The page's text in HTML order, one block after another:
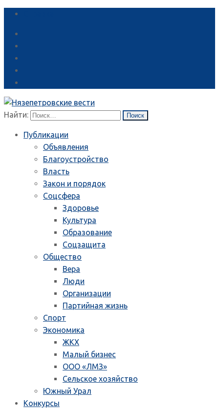
Найти:
Публикации
Объявления
Благоустройство
Власть
Закон и порядок
Соцсфера
Здоровье
Культура
Образование
Соцзащита
Общество
Вера
Люди
Организации
Партийная жизнь
Спорт
Экономика
ЖКХ
Малый бизнес
ООО «ЛМЗ»
Сельское хозяйство
Южный Урал
Конкурсы